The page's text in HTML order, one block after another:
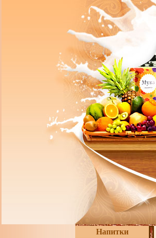
Напитки